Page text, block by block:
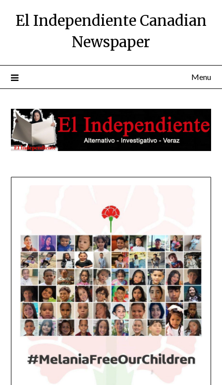
El Independiente Canadian
Newspaper
Menu